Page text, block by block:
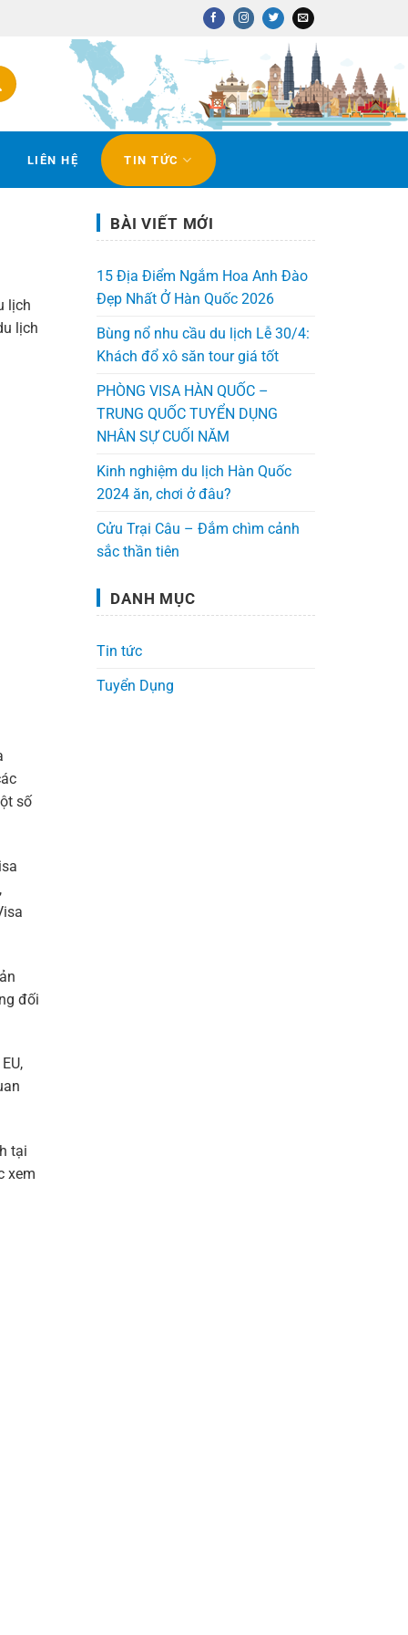
LIÊN HỆ TIN TỨC
lịch
lịch
số
đối
tại
xem
BÀI VIẾT MỚI
15 Địa Điểm Ngắm Hoa Anh Đào
Đẹp Nhất Ở Hàn Quốc 2026
Bùng nổ nhu cầu du lịch Lễ 30/4:
Khách đổ xô săn tour giá tốt
PHÒNG VISA HÀN QUỐC –
TRUNG QUỐC TUYỂN DỤNG
NHÂN SỰ CUỐI NĂM
Kinh nghiệm du lịch Hàn Quốc
2024 ăn, chơi ở đâu?
Cửu Trại Câu – Đắm chìm cảnh
sắc thần tiên
DANH MỤC
Tin tức
Tuyển Dụng